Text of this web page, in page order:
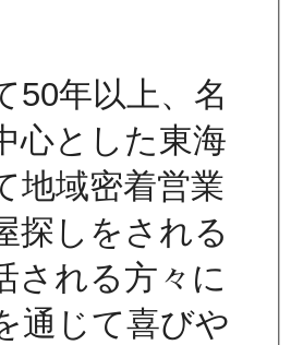
50年以上、名
心とした東海
地域密着営業
探しをされる
される方々に
通じて喜びや